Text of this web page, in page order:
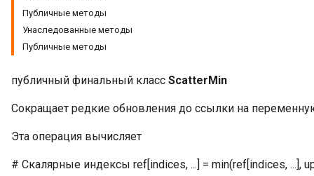
Публичные методы
Унаследованные методы
Публичные методы
публичный финальный класс ScatterMin
Сокращает редкие обновления до ссылки на
Эта операция вычисляет
# Скалярные индексы ref[indices, ...] = min(ref[indices, ...],